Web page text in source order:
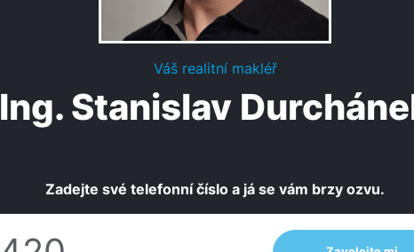
Váš realitní makléř
Ing. Stanislav
Zadejte své telefonní číslo a já se vám brzy ozvu.